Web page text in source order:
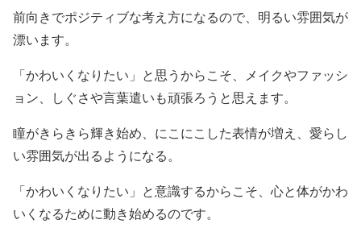
前向きでポジティブな考え方になるので、明るい雰囲気が
漂います。
「かわいくなりたい」と思うからこそ、メイクやファッシ
ョン、しぐさや言葉遣いも頑張ろうと思えます。
瞳がきらきら輝き始め、にこにこした表情が増え、愛らし
い雰囲気が出るようになる。
「かわいくなりたい」と意識するからこそ、心と体がかわ
いくなるために動き始めるのです。